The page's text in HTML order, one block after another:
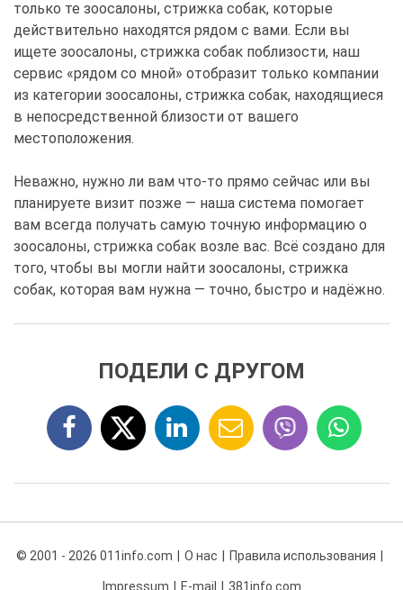
только те зоосалоны, стрижка собак, которые
действительно находятся рядом с вами. Если вы
ищете зоосалоны, стрижка собак поблизости, наш
сервис «рядом со мной» отобразит только компании
из категории зоосалоны, стрижка собак, находящиеся
в непосредственной близости от вашего
местоположения.
Неважно, нужно ли вам что-то прямо сейчас или вы
планируете визит позже — наша система помогает
вам всегда получать самую точную информацию о
зоосалоны, стрижка собак возле вас. Всё создано для
того, чтобы вы могли найти зоосалоны, стрижка
собак, которая вам нужна — точно, быстро и надёжно.
ПОДЕЛИ С ДРУГОМ
© 2001 - 2026 011info.com О нас Правила использования
Impressum E-mail 381info.com